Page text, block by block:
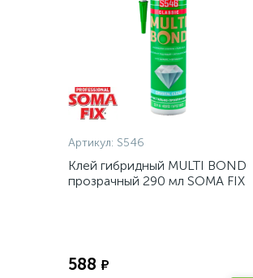
Артикул: S546
Клей гибридный MULTI BOND
прозрачный 290 мл SOMA FIX
588 ₽